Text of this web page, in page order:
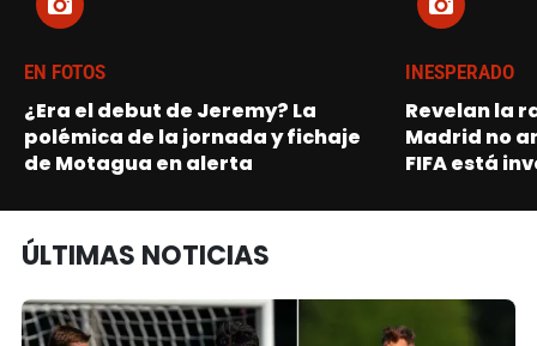
EN FOTOS
¿Era el debut de Jeremy? La
polémica de la jornada y fichaje
de Motagua en alerta
INESPERADO
Revelan la
Madrid no
FIFA está
ÚLTIMAS NOTICIAS